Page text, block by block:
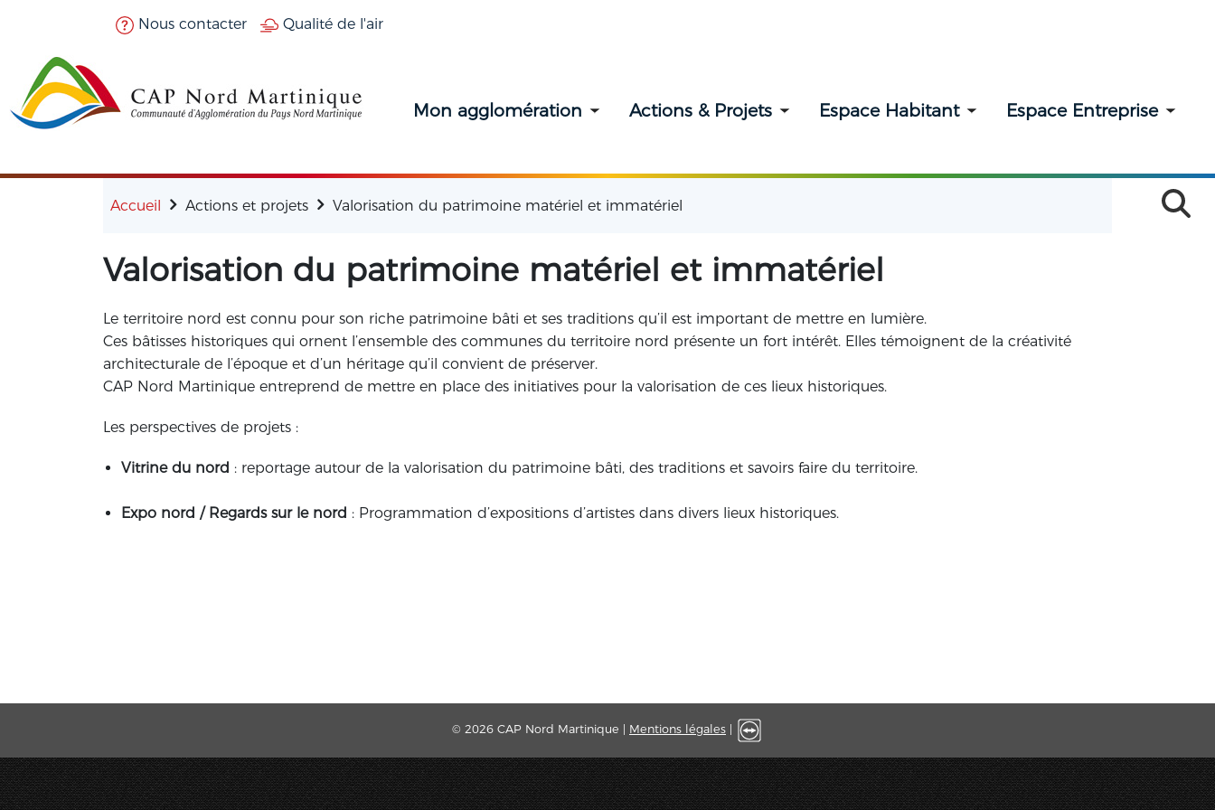
Nous contacter Qualité de l'air
Mon agglomération Toggle submenu
Actions & Projets Toggle submenu
Espace Habitant Toggle submenu
Espace Entreprise
Accueil Actions et projets Valorisation du patrimoine matériel et immatériel
Valorisation du patrimoine matériel et immatériel
Le territoire nord est connu pour son riche patrimoine bâti et ses traditions qu’il est important de mettre en lumière.
Ces bâtisses historiques qui ornent l’ensemble des communes du territoire nord présente un fort intérêt. Elles témoignent de la créativité
architecturale de l’époque et d’un héritage qu’il convient de préserver.
CAP Nord Martinique entreprend de mettre en place des initiatives pour la valorisation de ces lieux historiques.
Les perspectives de projets :
Vitrine du nord : reportage autour de la valorisation du patrimoine bâti, des traditions et savoirs faire du territoire.
Expo nord / Regards sur le nord : Programmation d’expositions d’artistes dans divers lieux historiques.
© 2026 CAP Nord Martinique | Mentions légales